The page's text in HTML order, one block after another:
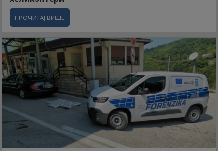
ПРОЧИТАЈ ВИШЕ